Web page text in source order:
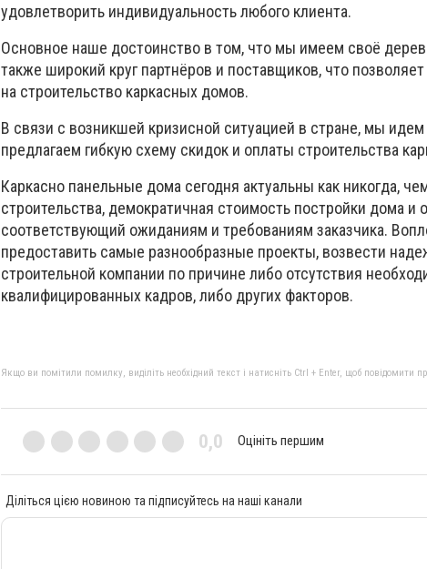
удовлетворить индивидуальность любого клиента.
Основное наше достоинство в том, что мы имеем своё
также широкий круг партнёров и поставщиков, что
на строительство каркасных домов.
В связи с возникшей кризисной ситуацией в стране, мы
предлагаем гибкую схему скидок и оплаты строительства
Каркасно панельные дома сегодня актуальны как никогда,
строительства, демократичная стоимость постройки дома и
соответствующий ожиданиям и требованиям заказчика.
предоставить самые разнообразные проекты, возвести
строительной компании по причине либо отсутствия
квалифицированных кадров, либо других факторов.
Якщо ви помітили помилку, виділіть необхідний текст і натисніть Ctrl + Enter, щоб повідомити
0,0 Оцініть першим
Діліться цією новиною та підписуйтесь на наші канали